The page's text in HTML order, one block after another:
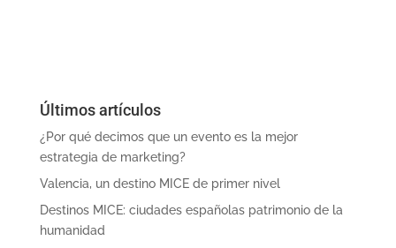
Últimos artículos
¿Por qué decimos que un evento es la mejor
estrategia de marketing?
Valencia, un destino MICE de primer nivel
Destinos MICE: ciudades españolas patrimonio de la
humanidad